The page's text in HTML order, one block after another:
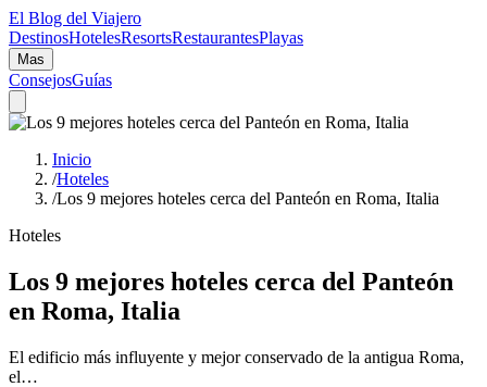
El Blog del Viajero
DestinosHotelesResortsRestaurantesPlayas
Mas
ConsejosGuías
Inicio
/Hoteles
/Los 9 mejores hoteles cerca del Panteón en Roma, Italia
Hoteles
Los 9 mejores hoteles cerca del Panteón
en Roma, Italia
El edificio más influyente y mejor conservado de la antigua Roma,
el…